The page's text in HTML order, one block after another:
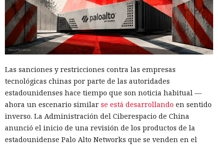
Las sanciones y restricciones contra las empresas
tecnológicas chinas por parte de las autoridades
estadounidenses hace tiempo que son noticia habitual —
ahora un escenario similar se está desarrollando en sentido
inverso. La Administración del Ciberespacio de China
anunció el inicio de una revisión de los productos de la
estadounidense Palo Alto Networks que se venden en el